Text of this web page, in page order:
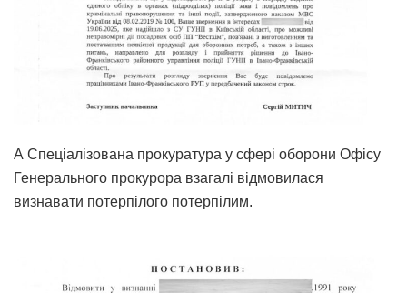
А Спеціалізована прокуратура у сфері оборони Офісу
Генерального прокурора взагалі відмовилася
визнавати потерпілого потерпілим.